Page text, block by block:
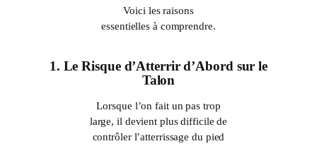
Voici les raisons
essentielles à comprendre.
1. Le Risque d’Atterrir d’Abord sur le
Talon
Lorsque l’on fait un pas trop
large, il devient plus difficile de
contrôler l’atterrissage du pied